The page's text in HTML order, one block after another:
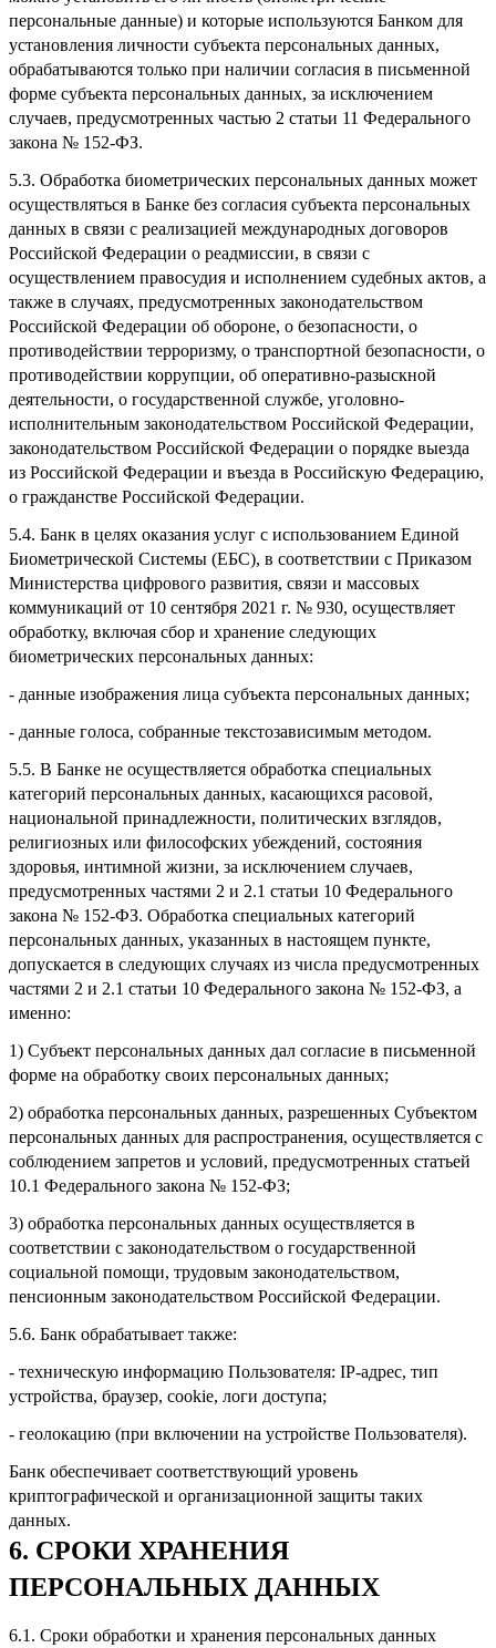
персональные данные) и которые используются Банком для
установления личности субъекта персональных данных,
обрабатываются только при наличии согласия в письменной
форме субъекта персональных данных, за исключением
случаев, предусмотренных частью 2 статьи 11 Федерального
закона № 152-ФЗ.
5.3. Обработка биометрических персональных данных может
осуществляться в Банке без согласия субъекта персональных
данных в связи с реализацией международных договоров
Российской Федерации о реадмиссии, в связи с
осуществлением правосудия и исполнением судебных актов, а
также в случаях, предусмотренных законодательством
Российской Федерации об обороне, о безопасности, о
противодействии терроризму, о транспортной безопасности, о
противодействии коррупции, об оперативно-разыскной
деятельности, о государственной службе, уголовно-
исполнительным законодательством Российской Федерации,
законодательством Российской Федерации о порядке выезда
из Российской Федерации и въезда в Российскую Федерацию,
о гражданстве Российской Федерации.
5.4. Банк в целях оказания услуг с использованием Единой
Биометрической Системы (ЕБС), в соответствии с Приказом
Министерства цифрового развития, связи и массовых
коммуникаций от 10 сентября 2021 г. № 930, осуществляет
обработку, включая сбор и хранение следующих
биометрических персональных данных:
- данные изображения лица субъекта персональных данных;
- данные голоса, собранные текстозависимым методом.
5.5. В Банке не осуществляется обработка специальных
категорий персональных данных, касающихся расовой,
национальной принадлежности, политических взглядов,
религиозных или философских убеждений, состояния
здоровья, интимной жизни, за исключением случаев,
предусмотренных частями 2 и 2.1 статьи 10 Федерального
закона № 152-ФЗ. Обработка специальных категорий
персональных данных, указанных в настоящем пункте,
допускается в следующих случаях из числа предусмотренных
частями 2 и 2.1 статьи 10 Федерального закона № 152-ФЗ, а
именно:
1) Субъект персональных данных дал согласие в письменной
форме на обработку своих персональных данных;
2) обработка персональных данных, разрешенных Субъектом
персональных данных для распространения, осуществляется с
соблюдением запретов и условий, предусмотренных статьей
10.1 Федерального закона № 152-ФЗ;
3) обработка персональных данных осуществляется в
соответствии с законодательством о государственной
социальной помощи, трудовым законодательством,
пенсионным законодательством Российской Федерации.
5.6. Банк обрабатывает также:
- техническую информацию Пользователя: IP-адрес, тип
устройства, браузер, cookie, логи доступа;
- геолокацию (при включении на устройстве Пользователя).
Банк обеспечивает соответствующий уровень
криптографической и организационной защиты таких
данных.
6. СРОКИ ХРАНЕНИЯ
ПЕРСОНАЛЬНЫХ ДАННЫХ
6.1. Сроки обработки и хранения персональных данных